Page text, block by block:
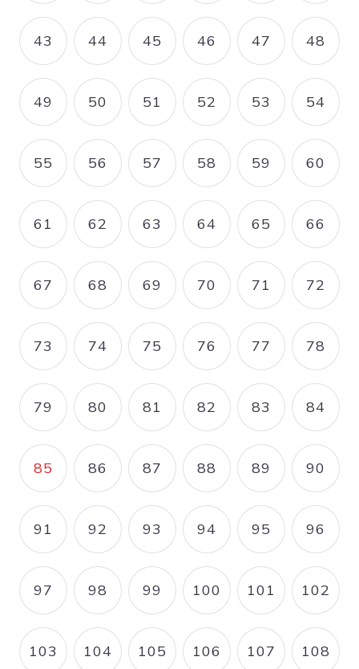
PAGE
43 PAGE
44 PAGE
45 PAGE
46 PAGE
47 PAGE
48
PAGE
49 PAGE
50 PAGE
51 PAGE
52 PAGE
53 PAGE
54
PAGE
55 PAGE
56 PAGE
57 PAGE
58 PAGE
59 PAGE
60
PAGE
61 PAGE
62 PAGE
63 PAGE
64 PAGE
65 PAGE
66
PAGE
67 PAGE
68 PAGE
69 PAGE
70 PAGE
71 PAGE
72
PAGE
73 PAGE
74 PAGE
75 PAGE
76 PAGE
77 PAGE
78
PAGE
79 PAGE
80 PAGE
81 PAGE
82 PAGE
83 PAGE
84
PAGE COURANTE
85 PAGE
86 PAGE
87 PAGE
88 PAGE
89 PAGE
90
PAGE
91 PAGE
92 PAGE
93 PAGE
94 PAGE
95 PAGE
96
PAGE
97 PAGE
98 PAGE
99 PAGE
100 PAGE
101 PAGE
102
PAGE
103 PAGE
104 PAGE
105 PAGE
106 PAGE
107 PAGE
108